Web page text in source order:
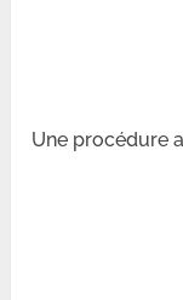
Une procédure